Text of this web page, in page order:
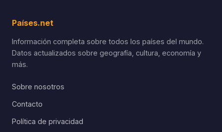
Países.net
Información completa sobre todos los países del mundo.
Datos actualizados sobre geografía, cultura, economía y
más.
Sobre nosotros
Contacto
Política de privacidad